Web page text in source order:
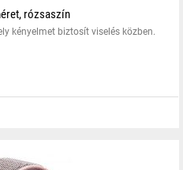
rózsaszín
kényelmet biztosít viselés közben.